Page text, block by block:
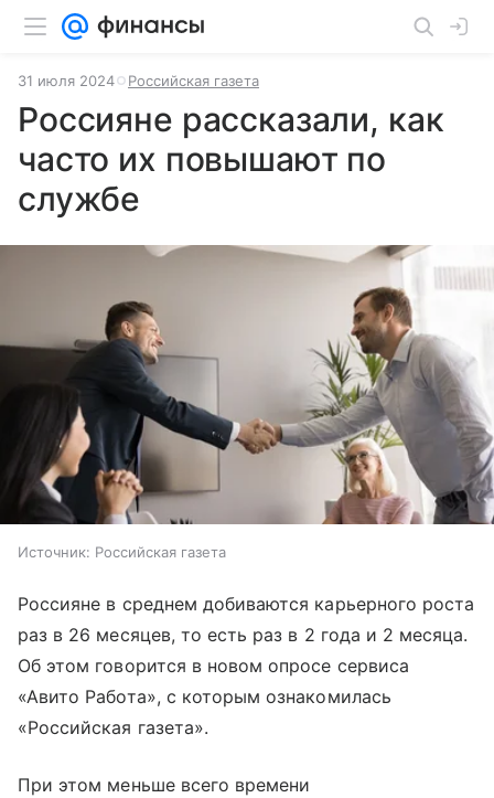
31 июля 2024 Российская газета
Россияне рассказали, как
часто их повышают по
службе
Источник: Российская газета
Россияне в среднем добиваются карьерного роста
раз в 26 месяцев, то есть раз в 2 года и 2 месяца.
Об этом говорится в новом опросе сервиса
«Авито Работа», с которым ознакомилась
«Российская газета».
При этом меньше всего времени